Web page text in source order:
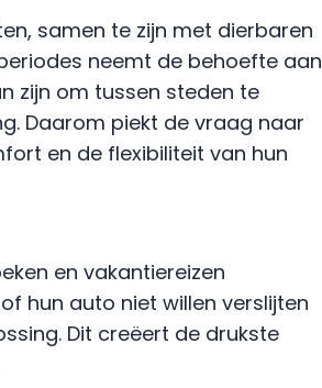
samen te zijn met dierbaren
neemt de behoefte aan
zijn om tussen steden te
Daarom piekt de vraag naar
en de flexibiliteit van hun
en vakantiereizen
hun auto niet willen verslijten
Dit creëert de drukste